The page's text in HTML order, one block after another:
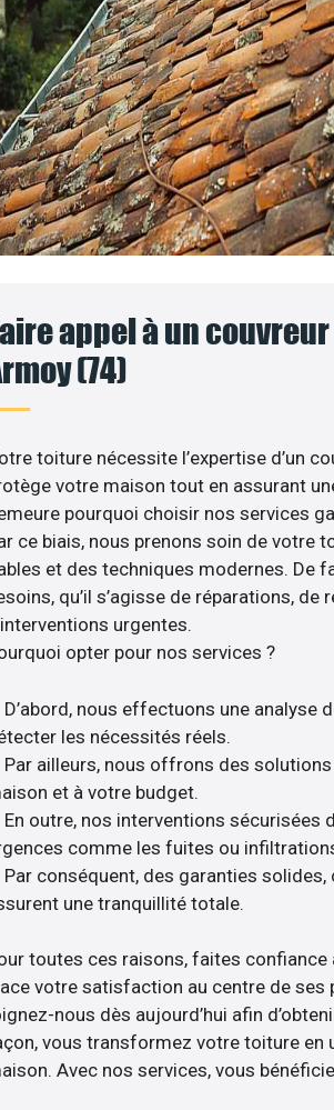
appel à un
(74)
toiture nécessite l’expertise d’un
votre maison tout en assurant
pourquoi choisir nos services
ce biais, nous prenons soin de votre
et des techniques modernes. De
qu’il s’agisse de réparations,
urgentes.
opter pour nos services ?
D’abord, nous effectuons une analyse
les nécessités réels.
Par ailleurs, nous offrons des
et à votre budget.
En outre, nos interventions sécurisées
comme les fuites ou
Par conséquent, des garanties solides,
une tranquillité totale.
toutes ces raisons, faites confiance
votre satisfaction au centre de ses
nous dès aujourd’hui afin
vous transformez votre toiture en
Avec nos services, vous